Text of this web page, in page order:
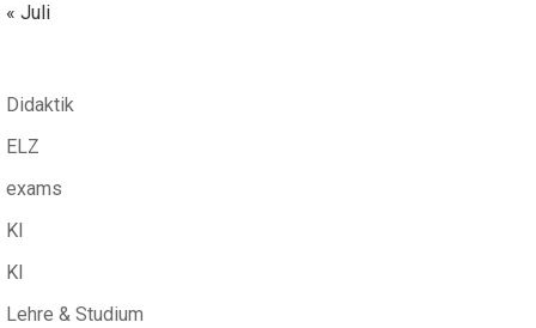
« Juli
Didaktik
ELZ
exams
KI
KI
Lehre & Studium